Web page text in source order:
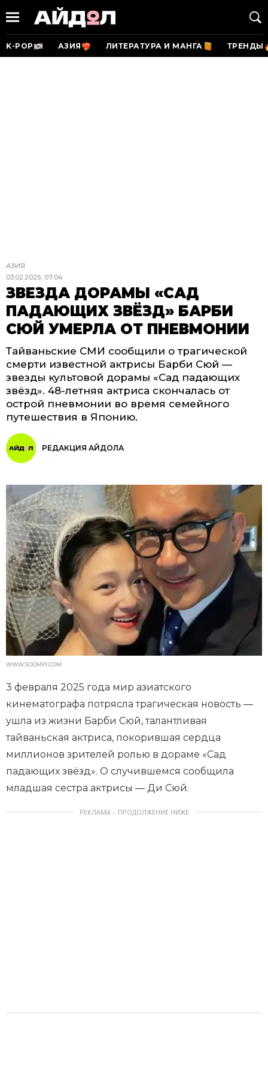
K-POP АЗИЯ ЛИТЕРАТУРА И МАНГА ТРЕНДЫ
АЗИЯ
03.02.2025, 07:04
ЗВЕЗДА ДОРАМЫ «САД
ПАДАЮЩИХ ЗВЁЗД» БАРБИ
СЮЙ УМЕРЛА ОТ ПНЕВМОНИИ
Тайваньские СМИ сообщили о трагической
смерти известной актрисы Барби Сюй —
звезды культовой дорамы «Сад падающих
звёзд». 48-летняя актриса скончалась от
острой пневмонии во время семейного
путешествия в Японию.
РЕДАКЦИЯ АЙДОЛА
WWW.SOOMPI.COM
3 февраля 2025 года мир азиатского
кинематографа потрясла трагическая новость —
ушла из жизни Барби Сюй, талантливая
тайваньская актриса, покорившая сердца
миллионов зрителей ролью в дораме «Сад
падающих звёзд». О случившемся сообщила
младшая сестра актрисы — Ди Сюй.
РЕКЛАМА – ПРОДОЛЖЕНИЕ НИЖЕ